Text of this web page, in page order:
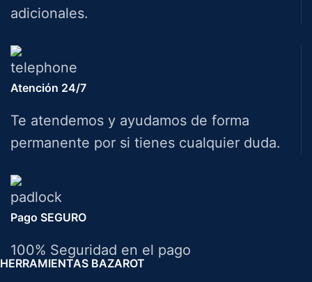
adicionales.
Atención 24/7
Te atendemos y ayudamos de forma
permanente por si tienes cualquier duda.
Pago SEGURO
100% Seguridad en el pago
HERRAMIENTAS BAZAROT